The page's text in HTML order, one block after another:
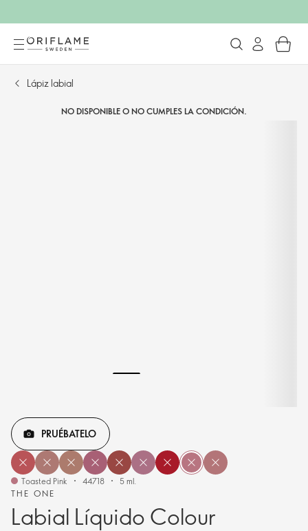
Lápiz labial
NO DISPONIBLE O NO CUMPLES LA CONDICIÓN.
THE ONE
Labial Líquido Colour
PRUÉBATELO
Toasted Pink 44718 5 ml.